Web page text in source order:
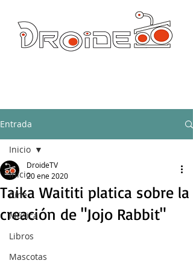
Entrada
Inicio
Cine
Música
Libros
Mascotas
Inicio
Taika Waititi platica sobre la
creación de "Jojo Rabbit"
DroideTV
20 ene 2020